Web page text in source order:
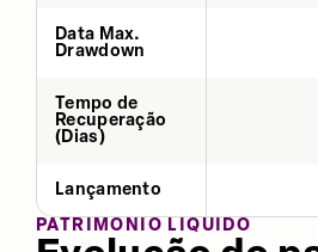
Data Max.
Drawdown
Tempo de
Recuperação
(Dias)
Lançamento
PATRIMÔNIO LÍQUIDO